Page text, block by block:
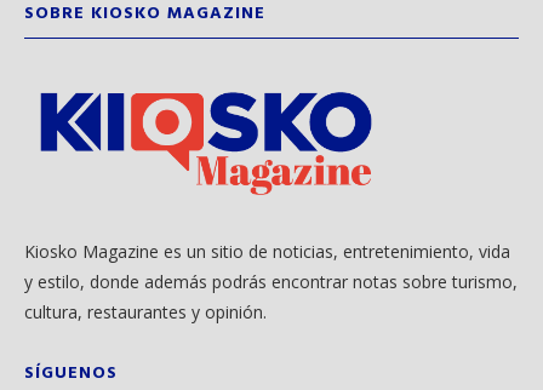
SOBRE KIOSKO MAGAZINE
Kiosko Magazine es un sitio de noticias, entretenimiento, vida
y estilo, donde además podrás encontrar notas sobre turismo,
cultura, restaurantes y opinión.
SÍGUENOS